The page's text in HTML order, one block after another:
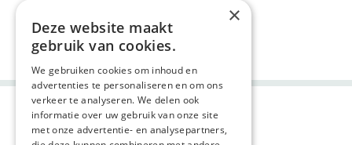
de privacyverklaring van Google, Youtube, etc.
Deel deze pagina:
×
Deze website maakt
gebruik van cookies.
We gebruiken cookies om inhoud en
advertenties te personaliseren en om ons
verkeer te analyseren. We delen ook
informatie over uw gebruik van onze site
met onze advertentie- en analysepartners,